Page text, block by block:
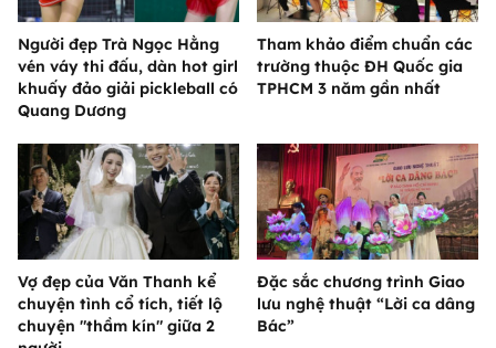
Người đẹp Trà Ngọc Hằng
vén váy thi đấu, dàn hot girl
khuấy đảo giải pickleball có
Quang Dương
Tham khảo điểm chuẩn các
trường thuộc ĐH Quốc gia
TPHCM 3 năm gần nhất
Vợ đẹp của Văn Thanh kể
chuyện tình cổ tích, tiết lộ
chuyện "thầm kín" giữa 2
Đặc sắc chương trình Giao
lưu nghệ thuật “Lời ca dâng
Bác”